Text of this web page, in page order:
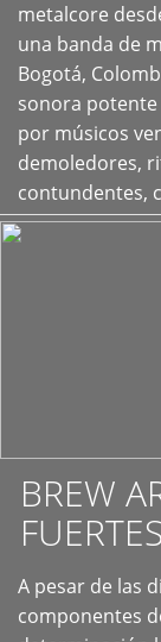
metalcore
una banda de
Bogotá,
sonora potente
por músicos
demoledores,
contundentes,
BREW
A pesar de las
componentes